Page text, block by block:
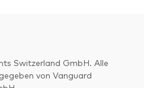
Switzerland GmbH. Alle
von Vanguard